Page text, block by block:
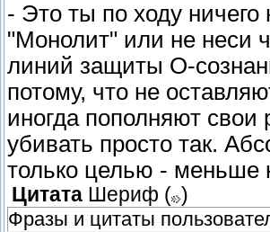
- Это ты по ходу
"Монолит" или не неси
линий защиты О-
потому, что не
иногда пополняют
убивать просто так.
только целью - меньше
Цитата Шериф ( )
Фразы и цитаты